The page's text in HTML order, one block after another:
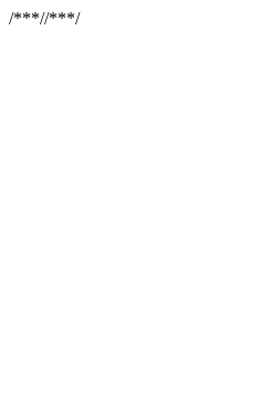
/***//***/